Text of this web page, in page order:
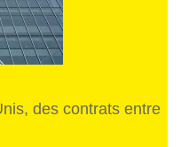
des contrats entre